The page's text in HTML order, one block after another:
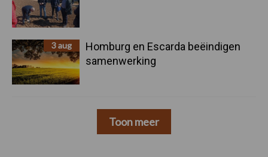
3 aug
Homburg en Escarda beëindigen
samenwerking
Toon meer